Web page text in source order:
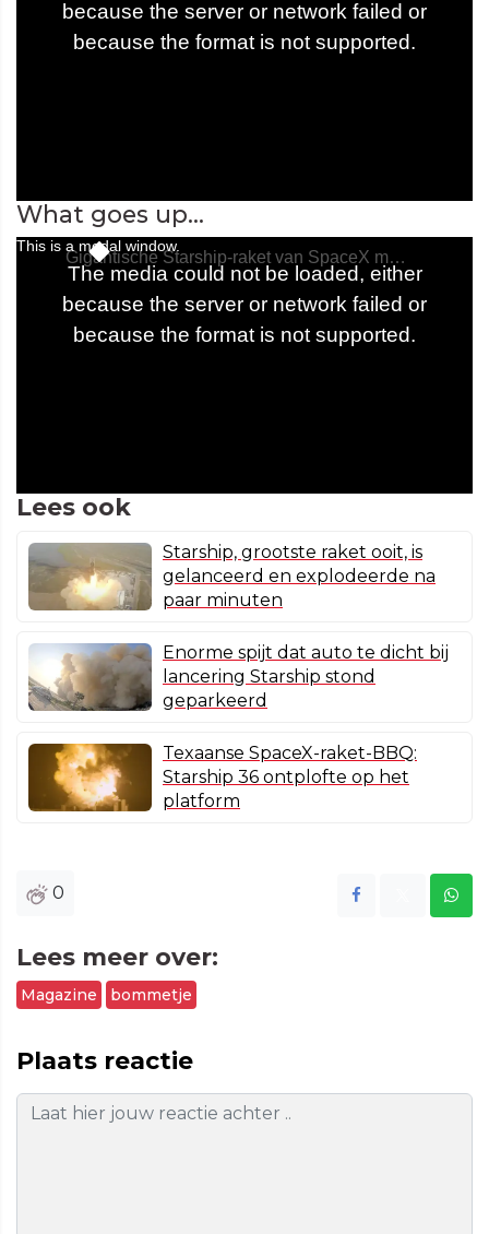
What goes up...
Lees ook
Starship, grootste raket ooit, is
gelanceerd en explodeerde na
paar minuten
Enorme spijt dat auto te dicht bij
lancering Starship stond
geparkeerd
Texaanse SpaceX-raket-BBQ:
Starship 36 ontplofte op het
platform
0
Lees meer over:
Magazine bommetje
Plaats reactie